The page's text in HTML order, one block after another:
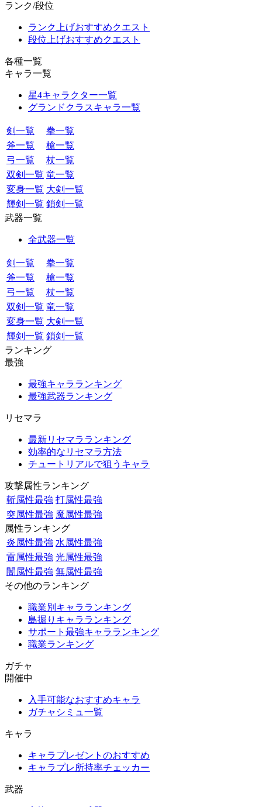
ランク/段位
ランク上げおすすめクエスト
段位上げおすすめクエスト
各種一覧
キャラ一覧
星4キャラクター一覧
グランドクラスキャラ一覧
剣一覧
拳一覧
斧一覧
槍一覧
弓一覧
杖一覧
双剣一覧 竜一覧
変身一覧 大剣一覧
輝剣一覧 鎖剣一覧
武器一覧
全武器一覧
剣一覧
拳一覧
斧一覧
槍一覧
弓一覧
杖一覧
双剣一覧 竜一覧
変身一覧 大剣一覧
輝剣一覧 鎖剣一覧
ランキング
最強
最強キャラランキング
最強武器ランキング
リセマラ
最新リセマラランキング
効率的なリセマラ方法
チュートリアルで狙うキャラ
攻撃属性ランキング
斬属性最強 打属性最強
突属性最強 魔属性最強
属性ランキング
炎属性最強 水属性最強
雷属性最強 光属性最強
闇属性最強 無属性最強
その他のランキング
職業別キャラランキング
島掘りキャラランキング
サポート最強キャラランキング
職業ランキング
ガチャ
開催中
入手可能なおすすめキャラ
ガチャシミュ一覧
キャラ
キャラプレゼントのおすすめ
キャラプレ所持率チェッカー
武器